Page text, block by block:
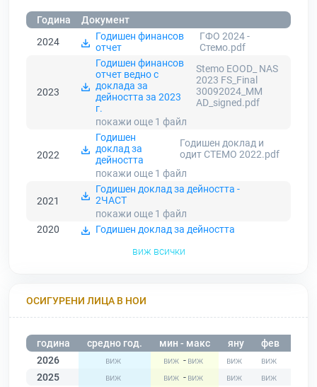
Година
Документ
2024
Годишен финансов
отчет
ГФО 2024 -
Стемо.pdf
2023
Годишен финансов
отчет ведно с
доклада за
дейността за 2023
г.
Stemo EOOD_ NAS
2023 FS_Final
30092024_ММ
AD_signed.pdf
покажи още 1 файл
2022
Годишен
доклад за
дейността
Годишен доклад и
одит СТЕМО 2022.pdf
покажи още 1 файл
2021
Годишен доклад за дейността -
2ЧАСТ
покажи още 1 файл
2020
Годишен доклад за дейността
виж всички
ОСИГУРЕНИ ЛИЦА В НОИ
година средно год. мин - макс яну фев
2026
-
2025
-